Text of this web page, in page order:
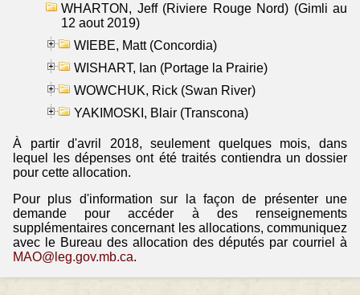
WHARTON, Jeff (Riviere Rouge Nord) (Gimli au
12 aout 2019)
WIEBE, Matt (Concordia)
WISHART, Ian (Portage la Prairie)
WOWCHUK, Rick (Swan River)
YAKIMOSKI, Blair (Transcona)
À partir d'avril 2018, seulement quelques mois, dans
lequel les dépenses ont été traités contiendra un dossier
pour cette allocation.
Pour plus d'information sur la façon de présenter une
demande pour accéder à des renseignements
supplémentaires concernant les allocations, communiquez
avec le Bureau des allocation des députés par courriel à
MAO@leg.gov.mb.ca.